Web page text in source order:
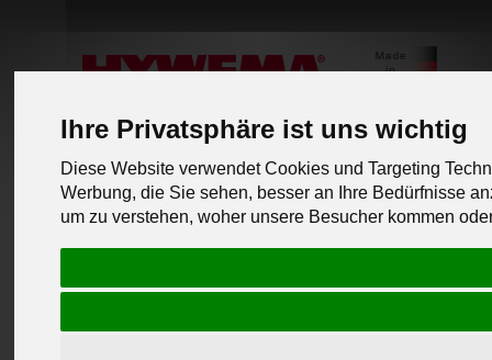
Ihre Privatsphäre ist uns wichtig
Diese Website verwendet Cookies und Targeting
Werbung, die Sie sehen, besser an Ihre Bedürfnisse
um zu verstehen, woher unsere Besucher kommen
PRODUKTLINIEN
Mobile Hebeböcke